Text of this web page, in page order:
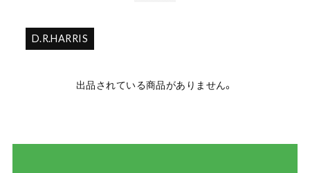
D.R.HARRIS
出品されている商品がありません。